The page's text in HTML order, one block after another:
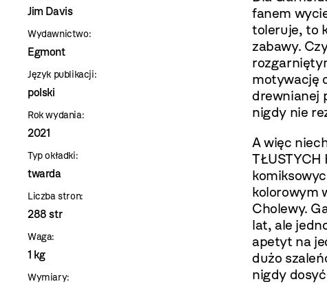
Jim Davis
Wydawnictwo:
Egmont
Język publikacji:
polski
Rok wydania:
2021
Typ okładki:
twarda
Liczba stron:
288 str
Waga:
1 kg
Wymiary:
fanem
toleruje, to
zabawy.
motywację
drewnianej
nigdy nie
A więc
TŁUSTYCH
kolorowym
Cholewy.
lat, ale
apetyt na
dużo
nigdy